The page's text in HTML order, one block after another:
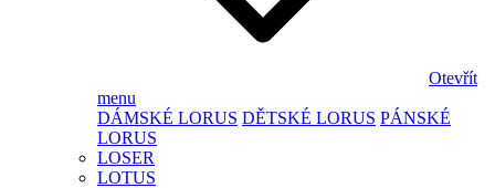
Otevřít
menu
DÁMSKÉ LORUS DĚTSKÉ LORUS PÁNSKÉ
LORUS
LOSER
LOTUS